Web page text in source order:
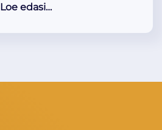
Loe edasi…